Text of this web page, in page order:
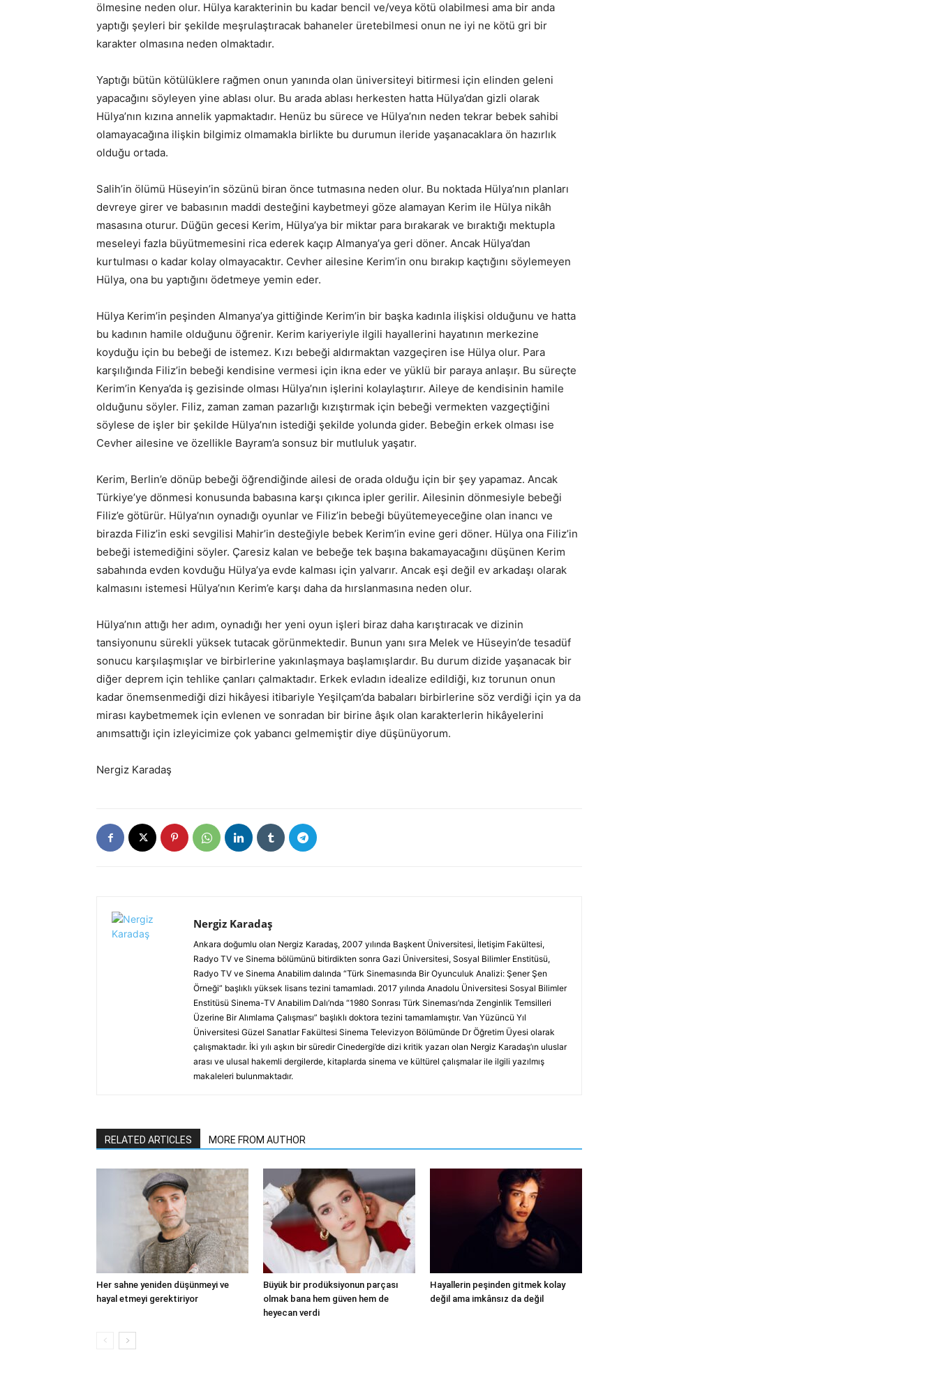
ölmesine neden olur. Hülya karakterinin bu kadar bencil ve/veya kötü olabilmesi ama bir anda
yaptığı şeyleri bir şekilde meşrulaştıracak bahaneler üretebilmesi onun ne iyi ne kötü gri bir
karakter olmasına neden olmaktadır.
Yaptığı bütün kötülüklere rağmen onun yanında olan üniversiteyi bitirmesi için elinden geleni
yapacağını söyleyen yine ablası olur. Bu arada ablası herkesten hatta Hülya’dan gizli olarak
Hülya’nın kızına annelik yapmaktadır. Henüz bu sürece ve Hülya’nın neden tekrar bebek sahibi
olamayacağına ilişkin bilgimiz olmamakla birlikte bu durumun ileride yaşanacaklara ön hazırlık
olduğu ortada.
Salih’in ölümü Hüseyin’in sözünü biran önce tutmasına neden olur. Bu noktada Hülya’nın planları
devreye girer ve babasının maddi desteğini kaybetmeyi göze alamayan Kerim ile Hülya nikâh
masasına oturur. Düğün gecesi Kerim, Hülya’ya bir miktar para bırakarak ve bıraktığı mektupla
meseleyi fazla büyütmemesini rica ederek kaçıp Almanya’ya geri döner. Ancak Hülya’dan
kurtulması o kadar kolay olmayacaktır. Cevher ailesine Kerim’in onu bırakıp kaçtığını söylemeyen
Hülya, ona bu yaptığını ödetmeye yemin eder.
Hülya Kerim’in peşinden Almanya’ya gittiğinde Kerim’in bir başka kadınla ilişkisi olduğunu ve hatta
bu kadının hamile olduğunu öğrenir. Kerim kariyeriyle ilgili hayallerini hayatının merkezine
koyduğu için bu bebeği de istemez. Kızı bebeği aldırmaktan vazgeçiren ise Hülya olur. Para
karşılığında Filiz’in bebeği kendisine vermesi için ikna eder ve yüklü bir paraya anlaşır. Bu süreçte
Kerim’in Kenya’da iş gezisinde olması Hülya’nın işlerini kolaylaştırır. Aileye de kendisinin hamile
olduğunu söyler. Filiz, zaman zaman pazarlığı kızıştırmak için bebeği vermekten vazgeçtiğini
söylese de işler bir şekilde Hülya’nın istediği şekilde yolunda gider. Bebeğin erkek olması ise
Cevher ailesine ve özellikle Bayram’a sonsuz bir mutluluk yaşatır.
Kerim, Berlin’e dönüp bebeği öğrendiğinde ailesi de orada olduğu için bir şey yapamaz. Ancak
Türkiye’ye dönmesi konusunda babasına karşı çıkınca ipler gerilir. Ailesinin dönmesiyle bebeği
Filiz’e götürür. Hülya’nın oynadığı oyunlar ve Filiz’in bebeği büyütemeyeceğine olan inancı ve
birazda Filiz’in eski sevgilisi Mahir’in desteğiyle bebek Kerim’in evine geri döner. Hülya ona Filiz’in
bebeği istemediğini söyler. Çaresiz kalan ve bebeğe tek başına bakamayacağını düşünen Kerim
sabahında evden kovduğu Hülya’ya evde kalması için yalvarır. Ancak eşi değil ev arkadaşı olarak
kalmasını istemesi Hülya’nın Kerim’e karşı daha da hırslanmasına neden olur.
Hülya’nın attığı her adım, oynadığı her yeni oyun işleri biraz daha karıştıracak ve dizinin
tansiyonunu sürekli yüksek tutacak görünmektedir. Bunun yanı sıra Melek ve Hüseyin’de tesadüf
sonucu karşılaşmışlar ve birbirlerine yakınlaşmaya başlamışlardır. Bu durum dizide yaşanacak bir
diğer deprem için tehlike çanları çalmaktadır. Erkek evladın idealize edildiği, kız torunun onun
kadar önemsenmediği dizi hikâyesi itibariyle Yeşilçam’da babaları birbirlerine söz verdiği için ya da
mirası kaybetmemek için evlenen ve sonradan bir birine âşık olan karakterlerin hikâyelerini
anımsattığı için izleyicimize çok yabancı gelmemiştir diye düşünüyorum.
Nergiz Karadaş
Nergiz Karadaş
Ankara doğumlu olan Nergiz Karadaş, 2007 yılında Başkent Üniversitesi, İletişim Fakültesi,
Radyo TV ve Sinema bölümünü bitirdikten sonra Gazi Üniversitesi, Sosyal Bilimler Enstitüsü,
Radyo TV ve Sinema Anabilim dalında “Türk Sinemasında Bir Oyunculuk Analizi: Şener Şen
Örneği” başlıklı yüksek lisans tezini tamamladı. 2017 yılında Anadolu Üniversitesi Sosyal Bilimler
Enstitüsü Sinema-TV Anabilim Dalı’nda “1980 Sonrası Türk Sineması’nda Zenginlik Temsilleri
Üzerine Bir Alımlama Çalışması” başlıklı doktora tezini tamamlamıştır. Van Yüzüncü Yıl
Üniversitesi Güzel Sanatlar Fakültesi Sinema Televizyon Bölümünde Dr Öğretim Üyesi olarak
çalışmaktadır. İki yılı aşkın bir süredir Cinedergi’de dizi kritik yazarı olan Nergiz Karadaş’ın uluslar
arası ve ulusal hakemli dergilerde, kitaplarda sinema ve kültürel çalışmalar ile ilgili yazılmış
makaleleri bulunmaktadır.
RELATED ARTICLES MORE FROM AUTHOR
Her sahne yeniden düşünmeyi ve
hayal etmeyi gerektiriyor
Büyük bir prodüksiyonun parçası
olmak bana hem güven hem de
heyecan verdi
Hayallerin peşinden gitmek kolay
değil ama imkânsız da değil